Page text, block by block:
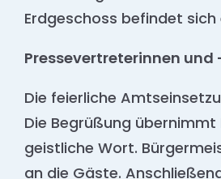
Erdgeschoss befindet
Pressevertreterinnen
Die feierliche
Die Begrüßung
geistliche Wort.
an die Gäste.